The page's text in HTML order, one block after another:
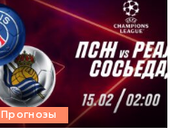
Прогнозы